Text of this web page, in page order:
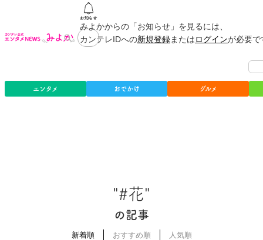
みよかからの「お知らせ」を見るには、
カンテレIDへの新規登録またはログインが必要
エンタメ おでかけ グルメ
"#花"
の記事
新着順 おすすめ順 人気順